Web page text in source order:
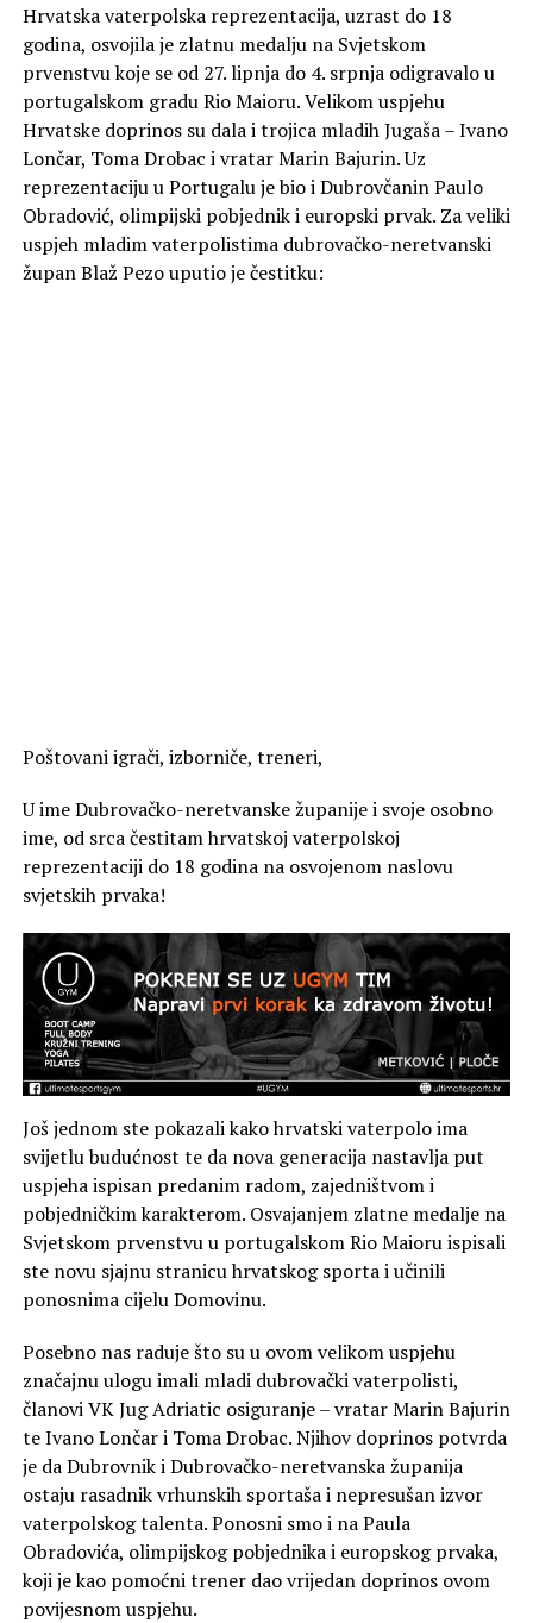
Hrvatska vaterpolska reprezentacija, uzrast do 18
godina, osvojila je zlatnu medalju na Svjetskom
prvenstvu koje se od 27. lipnja do 4. srpnja odigravalo u
portugalskom gradu Rio Maioru. Velikom uspjehu
Hrvatske doprinos su dala i trojica mladih Jugaša – Ivano
Lončar, Toma Drobac i vratar Marin Bajurin. Uz
reprezentaciju u Portugalu je bio i Dubrovčanin Paulo
Obradović, olimpijski pobjednik i europski prvak. Za veliki
uspjeh mladim vaterpolistima dubrovačko-neretvanski
župan Blaž Pezo uputio je čestitku:
Poštovani igrači, izborniče, treneri,
U ime Dubrovačko-neretvanske županije i svoje osobno
ime, od srca čestitam hrvatskoj vaterpolskoj
reprezentaciji do 18 godina na osvojenom naslovu
svjetskih prvaka!
Još jednom ste pokazali kako hrvatski vaterpolo ima
svijetlu budućnost te da nova generacija nastavlja put
uspjeha ispisan predanim radom, zajedništvom i
pobjedničkim karakterom. Osvajanjem zlatne medalje na
Svjetskom prvenstvu u portugalskom Rio Maioru ispisali
ste novu sjajnu stranicu hrvatskog sporta i učinili
ponosnima cijelu Domovinu.
Posebno nas raduje što su u ovom velikom uspjehu
značajnu ulogu imali mladi dubrovački vaterpolisti,
članovi VK Jug Adriatic osiguranje – vratar Marin Bajurin
te Ivano Lončar i Toma Drobac. Njihov doprinos potvrda
je da Dubrovnik i Dubrovačko-neretvanska županija
ostaju rasadnik vrhunskih sportaša i nepresušan izvor
vaterpolskog talenta. Ponosni smo i na Paula
Obradovića, olimpijskog pobjednika i europskog prvaka,
koji je kao pomoćni trener dao vrijedan doprinos ovom
povijesnom uspjehu.